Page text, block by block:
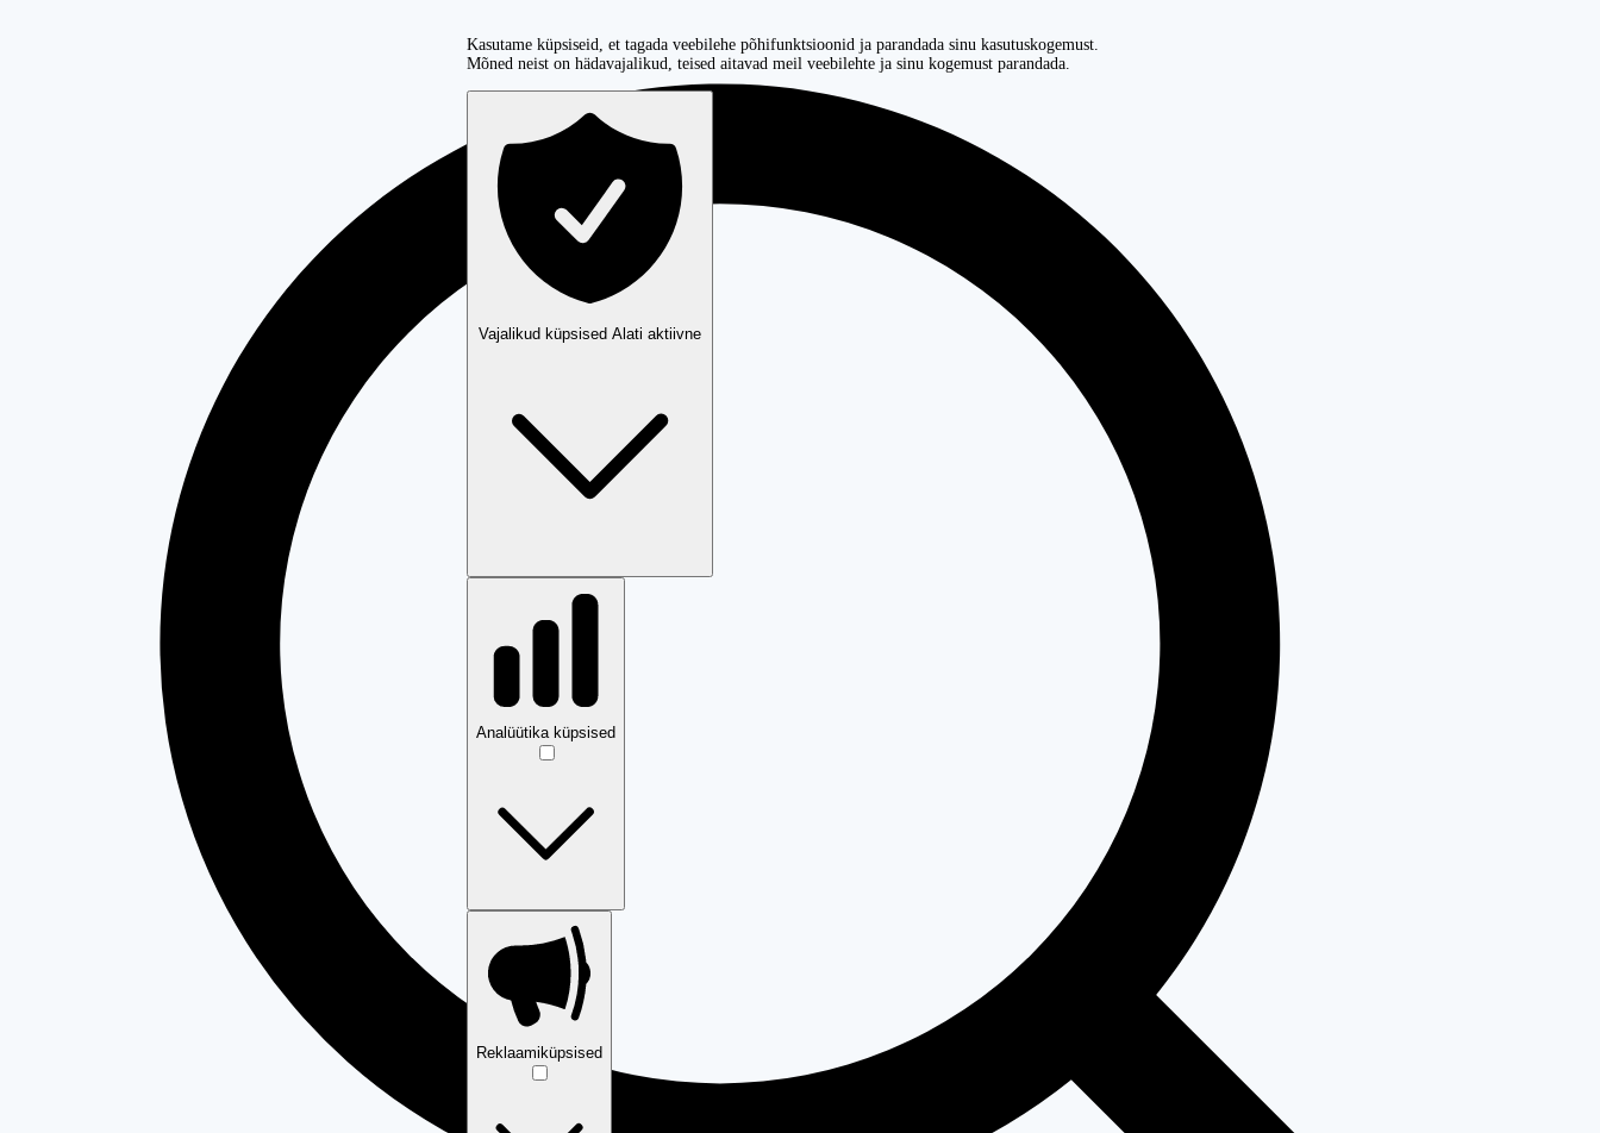
Kasutame küpsiseid, et tagada veebilehe põhifunktsioonid ja parandada sinu kasutuskogemust.
Mõned neist on hädavajalikud, teised aitavad meil veebilehte ja sinu kogemust parandada.
Vajalikud küpsised
Analüütika küpsised
Reklaamiküpsised